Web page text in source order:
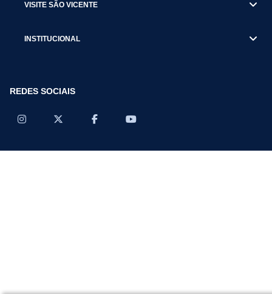
VISITE SÃO VICENTE
INSTITUCIONAL
REDES SOCIAIS